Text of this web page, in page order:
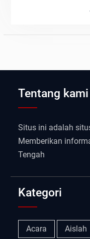
Tentang kami
Situs ini adalah
Memberikan
Tengah
Kategori
Acara Aislah